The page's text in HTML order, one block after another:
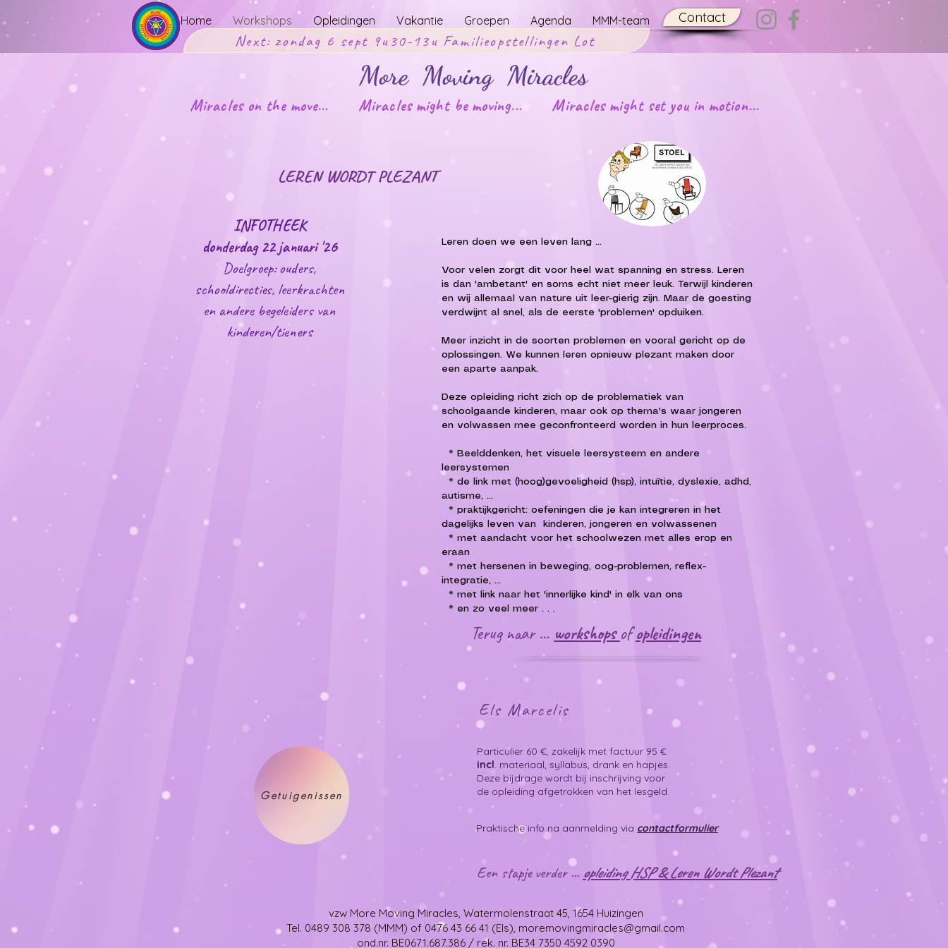
Home Workshops Opleidingen Vakantie Groepen Agenda MMM-team
Next: zondag 6 sept 9u30-13u Familieopstellingen Lot
Contact
More Moving Miracles
Miracles on the move... Miracles might be moving... Miracles might set you in motion...
Leren doen we een leven lang ...
Voor velen zorgt dit voor heel wat spanning en stress.​ Leren
is dan 'ambetant' en soms echt niet meer leuk. Terwijl kinderen
en wij allemaal van nature uit leer-gierig zijn. Maar de goesting
verdwijnt al snel, als de eerste 'problemen' opduiken.
Meer inzicht in de soorten problemen en vooral gericht op de ​
oplossingen. ​We kunnen leren opnieuw plezant maken door
een aparte aanpak.
​Deze opleiding richt zich op de problematiek van
schoolgaande kinderen, maar ook op thema's waar jongeren
en volwassen mee geconfronteerd worden in hun leerproces.
​ * Beelddenken, het visuele leersysteem en andere
leersystemen
* de link met (hoog)gevoeligheid (hsp), intuïtie, dyslexie, adhd,
autisme, ...
* praktijkgericht: oefeningen die je kan integreren in het
dagelijks leven van kinderen, jongeren en volwassenen
* met aandacht voor het schoolwezen met alles erop en
eraan
* ​met hersenen in beweging, oog-problemen, reflex-
integratie, ...
​ * met link naar het 'innerlijke kind' in elk van ons
​ * ​en zo veel meer . . .​
INFOTHEEK
donderdag 22 januari '26
Doelgroep: ouders,
schooldirecties, leerkrachten
en andere begeleiders van
kinderen/tieners
LEREN WORDT PLEZANT
Terug naar ... workshopsofopleidingen
Els Marcelis
Getuigenissen
Particulier 60 €, zakelijk met factuur 95 €
incl. materiaal, syllabus, drank en hapjes.
Deze bijdrage wordt bij inschrijving voor
de opleiding afgetrokken van het lesgeld.
Praktische info na aanmelding via contactformulier
Een stapje verder ... opleiding HSP & Leren Wordt Plezant
vzw More Moving Miracles, Watermolenstraat 45, 1654 Huizingen
Tel. 0489 308 378 (MMM) of 0476 43 66 41 (Els), moremovingmiracles@gmail.com
​ond.nr. BE0671.687.386 / ​rek. nr. BE34 7350 4592 0390